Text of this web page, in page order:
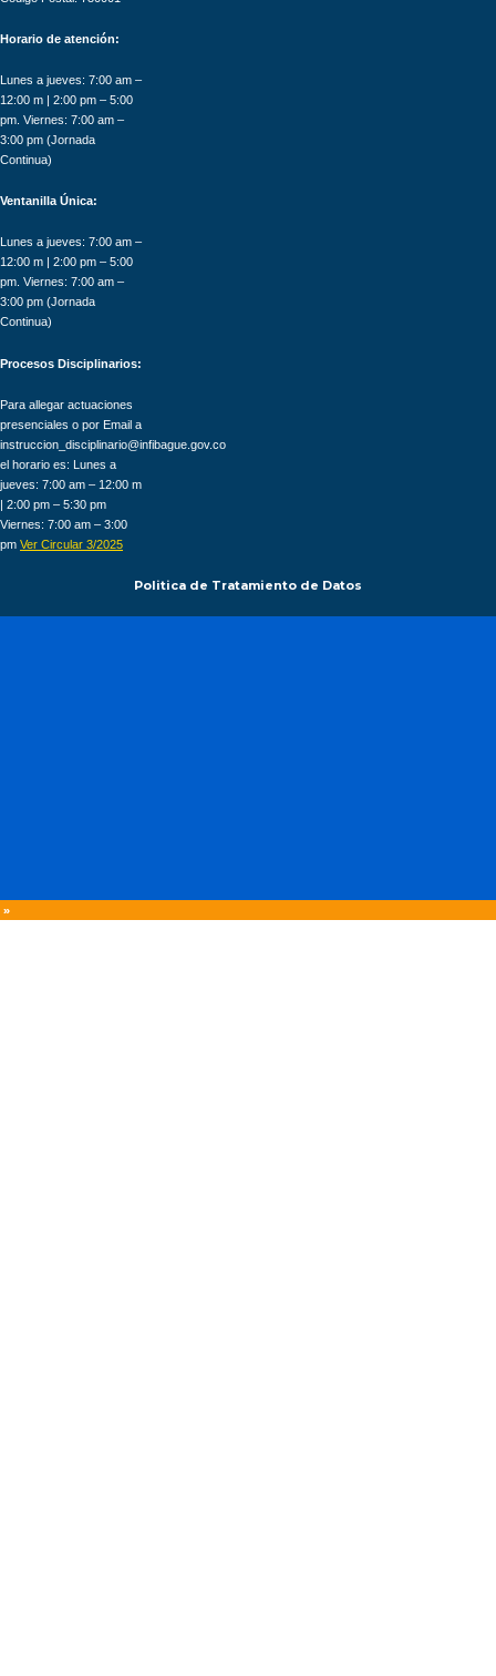
Horario de atención:
Lunes a jueves: 7:00 am –
12:00 m | 2:00 pm – 5:00
pm. Viernes: 7:00 am –
3:00 pm (Jornada
Continua)
Ventanilla Única:
Lunes a jueves: 7:00 am –
12:00 m | 2:00 pm – 5:00
pm. Viernes: 7:00 am –
3:00 pm (Jornada
Continua)
Procesos Disciplinarios:
Para allegar actuaciones
presenciales o por Email a
instruccion_disciplinario@infibague.gov.co
el horario es: Lunes a
jueves: 7:00 am – 12:00 m
| 2:00 pm – 5:30 pm
Viernes: 7:00 am – 3:00
pm Ver Circular 3/2025
Politica de Tratamiento de Datos